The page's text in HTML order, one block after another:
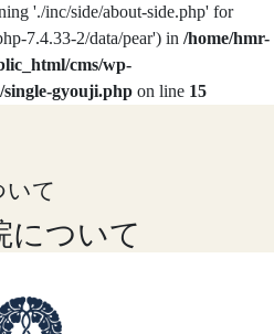
'./inc/side/about-side.php' for
7.4.33-2/data/pear') in /home/hmr-
cms/wp-
single-gyouji.php on line 15